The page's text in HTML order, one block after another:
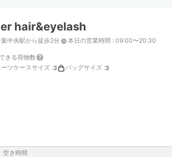
hair&eyelash
中央駅から徒歩2分 本日の営業時間 : 09:00〜20:30
きる荷物数
ーツケースサイズ :3 バッグサイズ :3
空き時間